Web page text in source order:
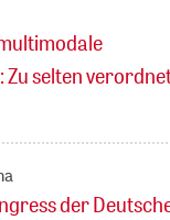
selten
der